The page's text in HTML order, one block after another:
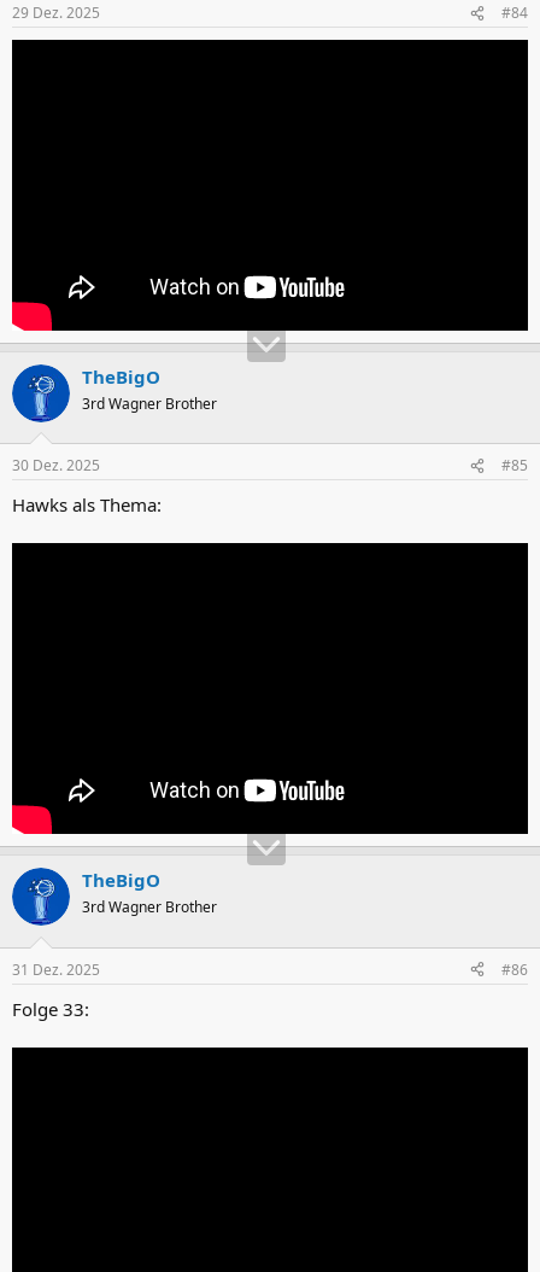
e
n
29 Dez. 2025 #84
TheBigO
3rd Wagner Brother
30 Dez. 2025 #85
Hawks als Thema:
TheBigO
3rd Wagner Brother
31 Dez. 2025 #86
Folge 33: